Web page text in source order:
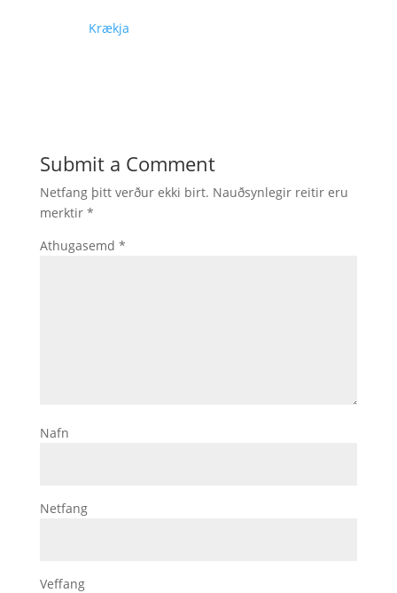
Krækja
Submit a Comment
Netfang þitt verður ekki birt. Nauðsynlegir reitir eru
merktir *
Athugasemd *
Nafn
Netfang
Veffang